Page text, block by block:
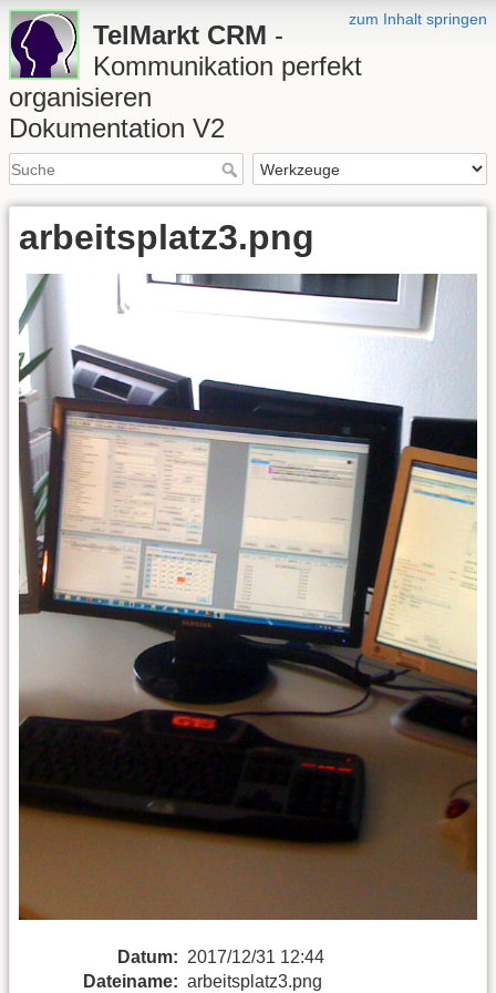
zum Inhalt springen
TelMarkt CRM -
Kommunikation perfekt
organisieren
Dokumentation V2
arbeitsplatz3.png
Datum: 2017/12/31 12:44
Dateiname: arbeitsplatz3.png